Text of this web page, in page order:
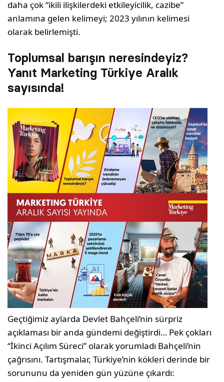
daha çok “ikili ilişkilerdeki etkileyicilik, cazibe”
anlamına gelen kelimeyi; 2023 yılının kelimesi
olarak belirlemişti.
Toplumsal barışın neresindeyiz?
Yanıt Marketing Türkiye Aralık
sayısında!
Geçtiğimiz aylarda Devlet Bahçeli’nin sürpriz
açıklaması bir anda gündemi değiştirdi… Pek çokları
“İkinci Açılım Süreci” olarak yorumladı Bahçeli’nin
çağrısını. Tartışmalar, Türkiye’nin kökleri derinde bir
sorununu da yeniden gün yüzüne çıkardı: